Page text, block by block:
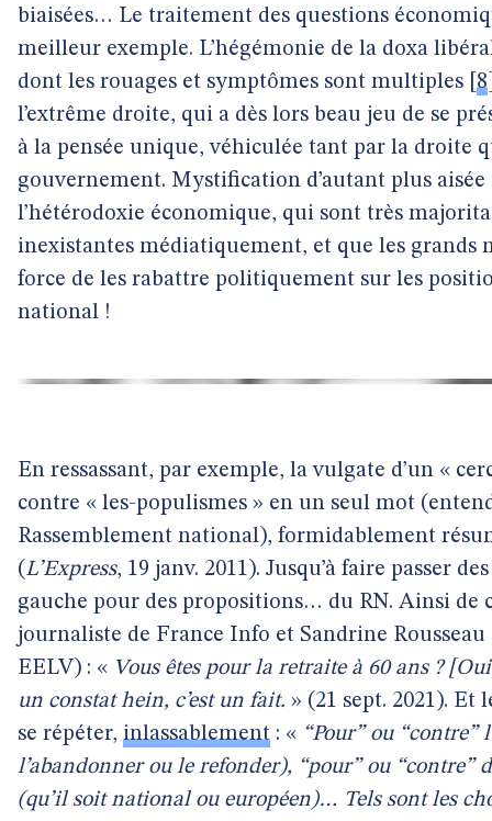
biaisées… Le traitement des questions
meilleur exemple. L’hégémonie de la doxa
dont les rouages et symptômes sont multiples 8
l’extrême droite, qui a dès lors beau jeu de se
à la pensée unique, véhiculée tant par la droite
gouvernement. Mystification d’autant plus
l’hétérodoxie économique, qui sont très
inexistantes médiatiquement, et que les grands
force de les rabattre politiquement sur les
national !
En ressassant, par exemple, la vulgate d’un «
contre « les-populismes » en un seul mot
Rassemblement national), formidablement
(L’Express, 19 janv. 2011). Jusqu’à faire passer
gauche pour des propositions… du RN. Ainsi de
journaliste de France Info et Sandrine
EELV) : « Vous êtes pour la retraite à 60 ans ?
un constat hein, c’est un fait. » (21 sept. 2021). Et
se répéter, inlassablement : « “Pour” ou “contre”
l’abandonner ou le refonder), “pour” ou “contre”
(qu’il soit national ou européen)… Tels sont les